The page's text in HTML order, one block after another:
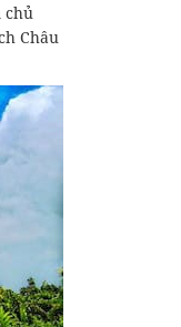
chủ
Châu